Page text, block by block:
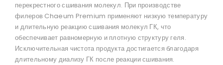
перекрестного сшивания молекул. При производстве
филеров Chaeum Premium применяют низкую температуру
и длительную реакцию сшивания молекул ГК, что
обеспечивает равномерную и плотную структуру геля.
Исключительная чистота продукта достигается благодаря
длительному диализу ГК после реакции сшивания.